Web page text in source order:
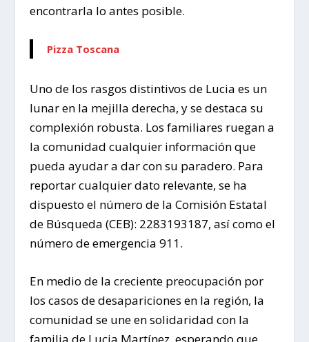
encontrarla lo antes posible.
Pizza Toscana
Uno de los rasgos distintivos de Lucia es un
lunar en la mejilla derecha, y se destaca su
complexión robusta. Los familiares ruegan a
la comunidad cualquier información que
pueda ayudar a dar con su paradero. Para
reportar cualquier dato relevante, se ha
dispuesto el número de la Comisión Estatal
de Búsqueda (CEB): 2283193187, así como el
número de emergencia 911.
En medio de la creciente preocupación por
los casos de desapariciones en la región, la
comunidad se une en solidaridad con la